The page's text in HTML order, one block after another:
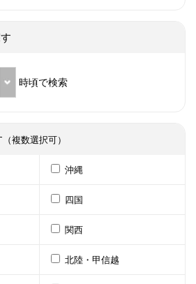
時頃で検索
（複数選択可）
沖縄
四国
関西
北陸・甲信越